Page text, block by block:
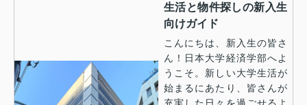
生活と物件探しの新入生
向けガイド
こんにちは、新入生の皆さ
ん！日本大学経済学部へよ
うこそ。新しい大学生活が
始まるにあたり、皆さんが
充実した日々を過ごせるよ